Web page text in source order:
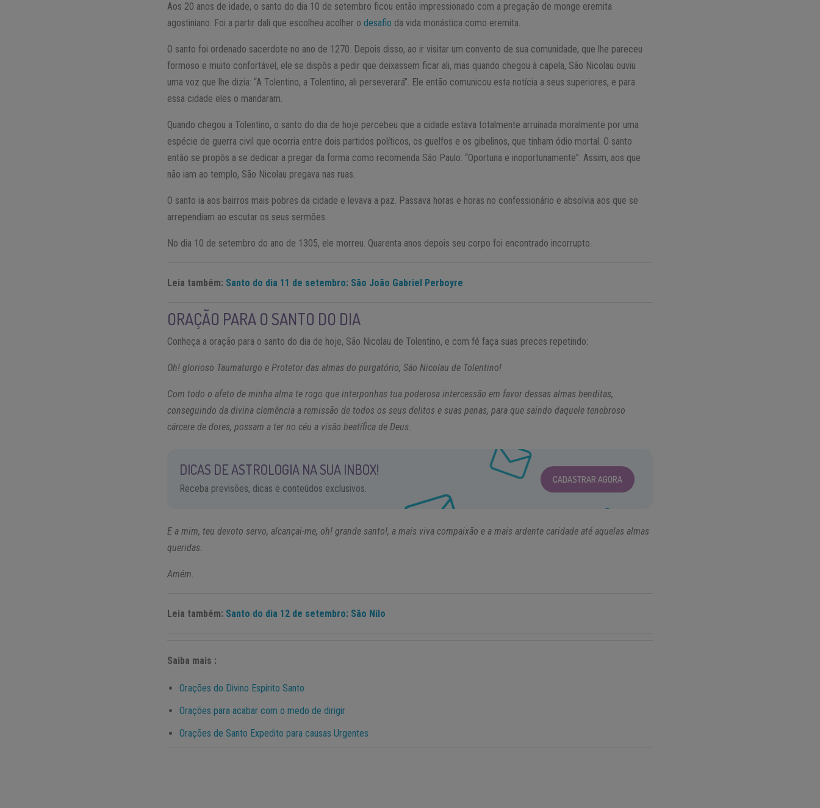
Aos 20 anos de idade, o santo do dia 10 de setembro ficou então impressionado com a pregação de monge eremita
agostiniano. Foi a partir dali que escolheu acolher odesafio da vida monástica como eremita.
O santo foi ordenado sacerdote no ano de 1270. Depois disso, ao ir visitar um convento de sua comunidade, que lhe pareceu
formoso e muito confortável, ele se dispôs a pedir que deixassem ficar ali, mas quando chegou à capela, São Nicolau ouviu
uma voz que lhe dizia: “A Tolentino, a Tolentino, ali perseverará”. Ele então comunicou esta notícia a seus superiores, e para
essa cidade eles o mandaram.
Quando chegou a Tolentino, o santo do dia de hoje percebeu que a cidade estava totalmente arruinada moralmente por uma
espécie de guerra civil que ocorria entre dois partidos políticos, os guelfos e os gibelinos, que tinham ódio mortal. O santo
então se propôs a se dedicar a pregar da forma como recomenda São Paulo: “Oportuna e inoportunamente”. Assim, aos que
não iam ao templo, São Nicolau pregava nas ruas.
O santo ia aos bairros mais pobres da cidade e levava a paz. Passava horas e horas no confessionário e absolvia aos que se
arrependiam ao escutar os seus sermões.
No dia 10 de setembro do ano de 1305, ele morreu. Quarenta anos depois seu corpo foi encontrado incorrupto.
Leia também: Santo do dia 11 de setembro: São João Gabriel Perboyre
ORAÇÃO PARA O SANTO DO DIA
Conheça a oração para o santo do dia de hoje, São Nicolau de Tolentino, e com fé faça suas preces repetindo:
Oh! glorioso Taumaturgo e Protetor das almas do purgatório, São Nicolau de Tolentino!
Com todo o afeto de minha alma te rogo que interponhas tua poderosa intercessão em favor dessas almas benditas,
conseguindo da divina clemência a remissão de todos os seus delitos e suas penas, para que saindo daquele tenebroso
cárcere de dores, possam a ter no céu a visão beatífica de Deus.
DICAS DE ASTROLOGIA NA SUA INBOX!
Receba previsões, dicas e conteúdos exclusivos.
CADASTRAR AGORA
E a mim, teu devoto servo, alcançai-me, oh! grande santo!, a mais viva compaixão e a mais ardente caridade até aquelas almas
queridas.
Amém.
Leia também: Santo do dia 12 de setembro: São Nilo
Saiba mais :
Orações do Divino Espírito Santo
Orações para acabar com o medo de dirigir
Orações de Santo Expedito para causas Urgentes